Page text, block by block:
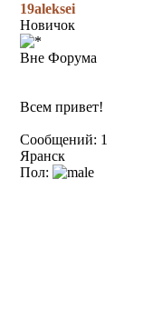
19aleksei
Новичок
Вне Форума
Всем привет!
Сообщений: 1
Яранск
Пол: